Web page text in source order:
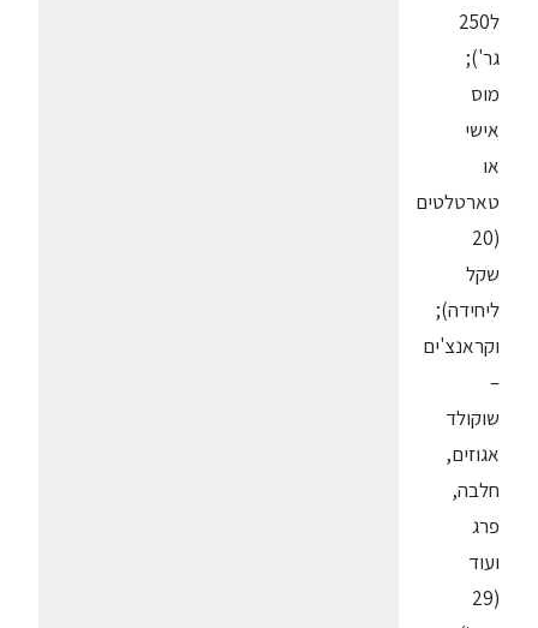
ל250
גר');
מוס
אישי
או
טארטלטים
(20
שקל
ליחידה);
וקראנצ'ים
–
שוקולד
אגוזים,
חלבה,
פרג
ועוד
(29